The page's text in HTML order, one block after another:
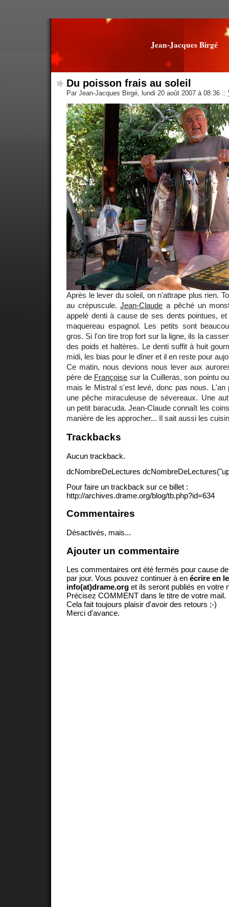
Jean-Jacques Birgé
Du poisson frais au soleil
Par Jean-Jacques Birgé, lundi 20 août 2007 à 08:36 ::
Après le lever du soleil, on n'attrape plus rien.
au crépuscule.Jean-Claude a pêché un
appelé denti à cause de ses dents pointues,
maquereau espagnol. Les petits sont
gros. Si l'on tire trop fort sur la ligne, ils la
des poids et haltères. Le denti suffit à huit
midi, les bias pour le dîner et il en reste pour
Ce matin, nous devions nous lever aux
père de Françoise sur la Cuilleras, son pointu
mais le Mistral s'est levé, donc pas nous. L'an
une pêche miraculeuse de sévereaux. Une
un petit baracuda. Jean-Claude connaît les
manière de les approcher... Il sait aussi les
Trackbacks
Aucun trackback.
dcNombreDeLectures
Pour faire un trackback sur ce billet :
http://archives.drame.org/blog/tb.php?id=634
Commentaires
Désactivés, mais...
Ajouter un commentaire
Les commentaires ont été fermés pour cause
par jour. Vous pouvez continuer à en écrire en
info(at)drame.org et ils seront publiés en votre
Précisez COMMENT dans le titre de votre mail.
Cela fait toujours plaisir d'avoir des retours ;-)
Merci d'avance.